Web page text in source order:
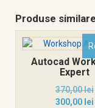
Produse similare
Autocad
Expert
370,00lei
300,00 lei